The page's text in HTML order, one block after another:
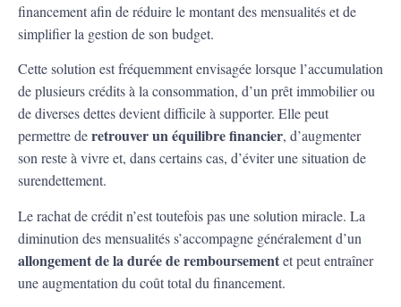
financement afin de réduire le montant des mensualités et de
simplifier la gestion de son budget.
Cette solution est fréquemment envisagée lorsque l’accumulation
de plusieurs crédits à la consommation, d’un prêt immobilier ou
de diverses dettes devient difficile à supporter. Elle peut
permettre deretrouver un équilibre financier, d’augmenter
son reste à vivre et, dans certains cas, d’éviter une situation de
surendettement.
Le rachat de crédit n’est toutefois pas une solution miracle. La
diminution des mensualités s’accompagne généralement d’un
allongement de la durée de remboursementet peut entraîner
une augmentation du coût total du financement.